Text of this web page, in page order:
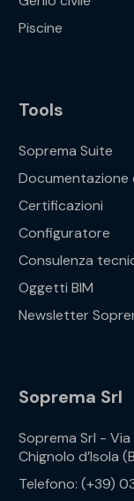
Piscine
Tools
Soprema Suite
Documentazione
Certificazioni
Configuratore
Consulenza
Oggetti BIM
Newsletter
Soprema Srl
Soprema Srl -
Chignolo d’Isola
Telefono: (+39)